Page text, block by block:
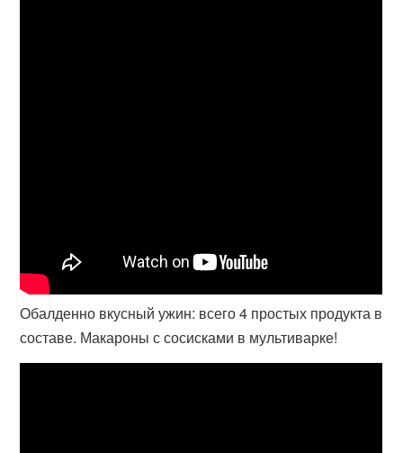
Обалденно вкусный ужин: всего 4 простых продукта в
составе. Макароны с сосисками в мультиварке!